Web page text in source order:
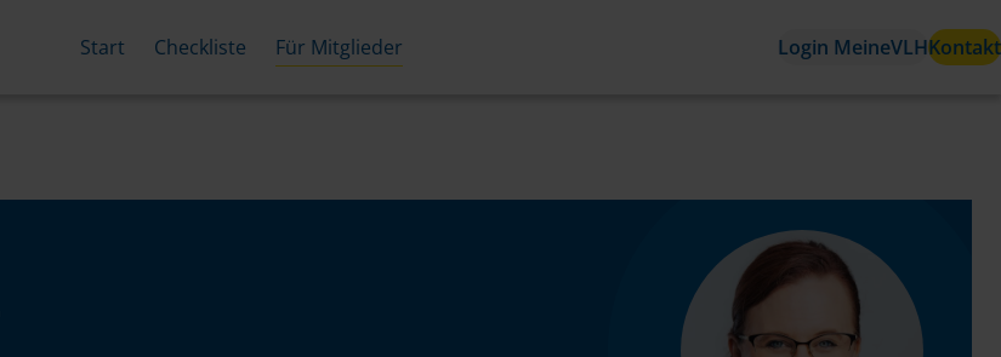
Start Checkliste Für Mitglieder Login MeineVLHKontakt